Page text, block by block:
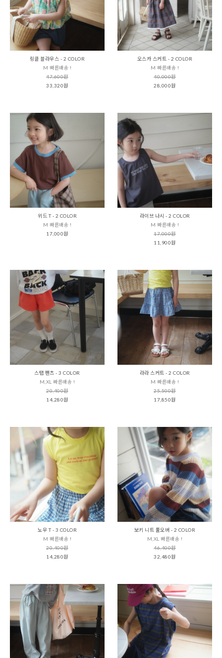
링클 블라우스 - 2 COLOR
M 빠른배송 !
47,600원
33,320원
오스카 스커트 - 2 COLOR
M 빠른배송 !
40,000원
28,000원
위드 T - 2 COLOR
M 빠른배송 !
17,000원
라이브 나시 - 2 COLOR
M 빠른배송 !
17,000원
11,900원
스탭 팬츠 - 3 COLOR
M,XL 빠른배송 !
20,400원
14,280원
라라 스커트 - 2 COLOR
M 빠른배송 !
25,500원
17,850원
노우 T - 3 COLOR
M 빠른배송 !
20,400원
14,280원
보키 니트 풀오버 - 2 COLOR
M,XL 빠른배송 !
46,400원
32,480원